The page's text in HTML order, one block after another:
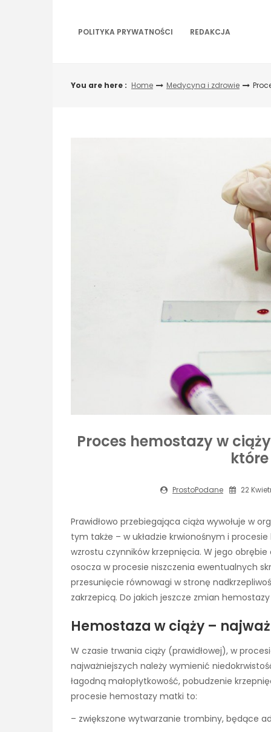
POLITYKA PRYWATNOŚCI REDAKCJA
You are here : Home Medycyna i zdrowie
Proces hemostazy w
ProstoPodane 22
Prawidłowo przebiegająca ciąża wywołuje w
tym także – w układzie krwionośnym i
wzrostu czynników krzepnięcia. W jego
osocza w procesie niszczenia ewentualnych
przesunięcie równowagi w stronę
zakrzepicą. Do jakich jeszcze zmian
Hemostaza w ciąży –
W czasie trwania ciąży (prawidłowej), w
najważniejszych należy wymienić
łagodną małopłytkowość, pobudzenie
procesie hemostazy matki to:
– zwiększone wytwarzanie trombiny, będące